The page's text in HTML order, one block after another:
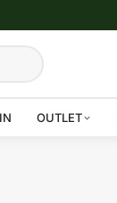
OUTLET